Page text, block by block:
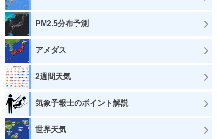
PM2.5分布予測
アメダス
2週間天気
気象予報士のポイント解説
世界天気